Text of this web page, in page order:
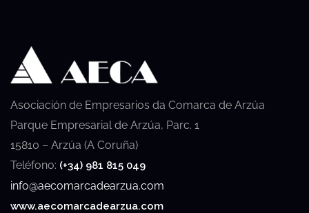
Asociación de Empresarios da Comarca de Arzúa
Parque Empresarial de Arzúa, Parc. 1
15810 – Arzúa (A Coruña)
Teléfono: (+34) 981 815 049
info@aecomarcadearzua.com
www.aecomarcadearzua.com